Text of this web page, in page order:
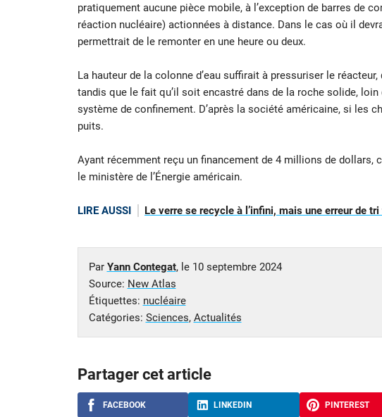
pratiquement aucune pièce mobile, à l’exception de barres de
réaction nucléaire) actionnées à distance. Dans le cas où il
permettrait de le remonter en une heure ou deux.
La hauteur de la colonne d’eau suffirait à pressuriser le
tandis que le fait qu’il soit encastré dans de la roche solide,
système de confinement. D’après la société américaine, si les
puits.
Ayant récemment reçu un financement de 4 millions de dollars,
le ministère de l’Énergie américain.
LIRE AUSSI Le verre se recycle à l’infini, mais une erreur de
Par Yann Contegat, le 10 septembre 2024
Source: New Atlas
Étiquettes: nucléaire
Catégories: Sciences, Actualités
Partager cet article
FACEBOOK LINKEDIN PINTEREST